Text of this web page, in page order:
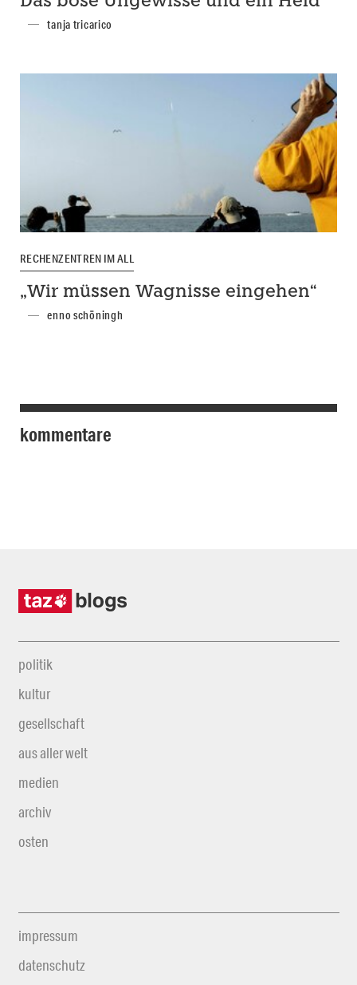
tanja tricarico
RECHENZENTREN IM ALL
„Wir müssen Wagnisse eingehen“
enno schöningh
kommentare
politik
kultur
gesellschaft
aus aller welt
medien
archiv
osten
impressum
datenschutz